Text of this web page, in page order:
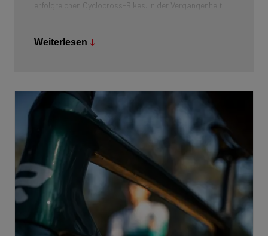
erfolgreichen Cyclocross-Bikes. In der Vergangenheit
X-Night. Auch Wout van Aert und Tom Pidcock
Pauwels Sauzen-Bingoal für die nötigen Siege und nun
setzt auch das Ridley Racing Team dieses Rad ein.
Weiterlesen